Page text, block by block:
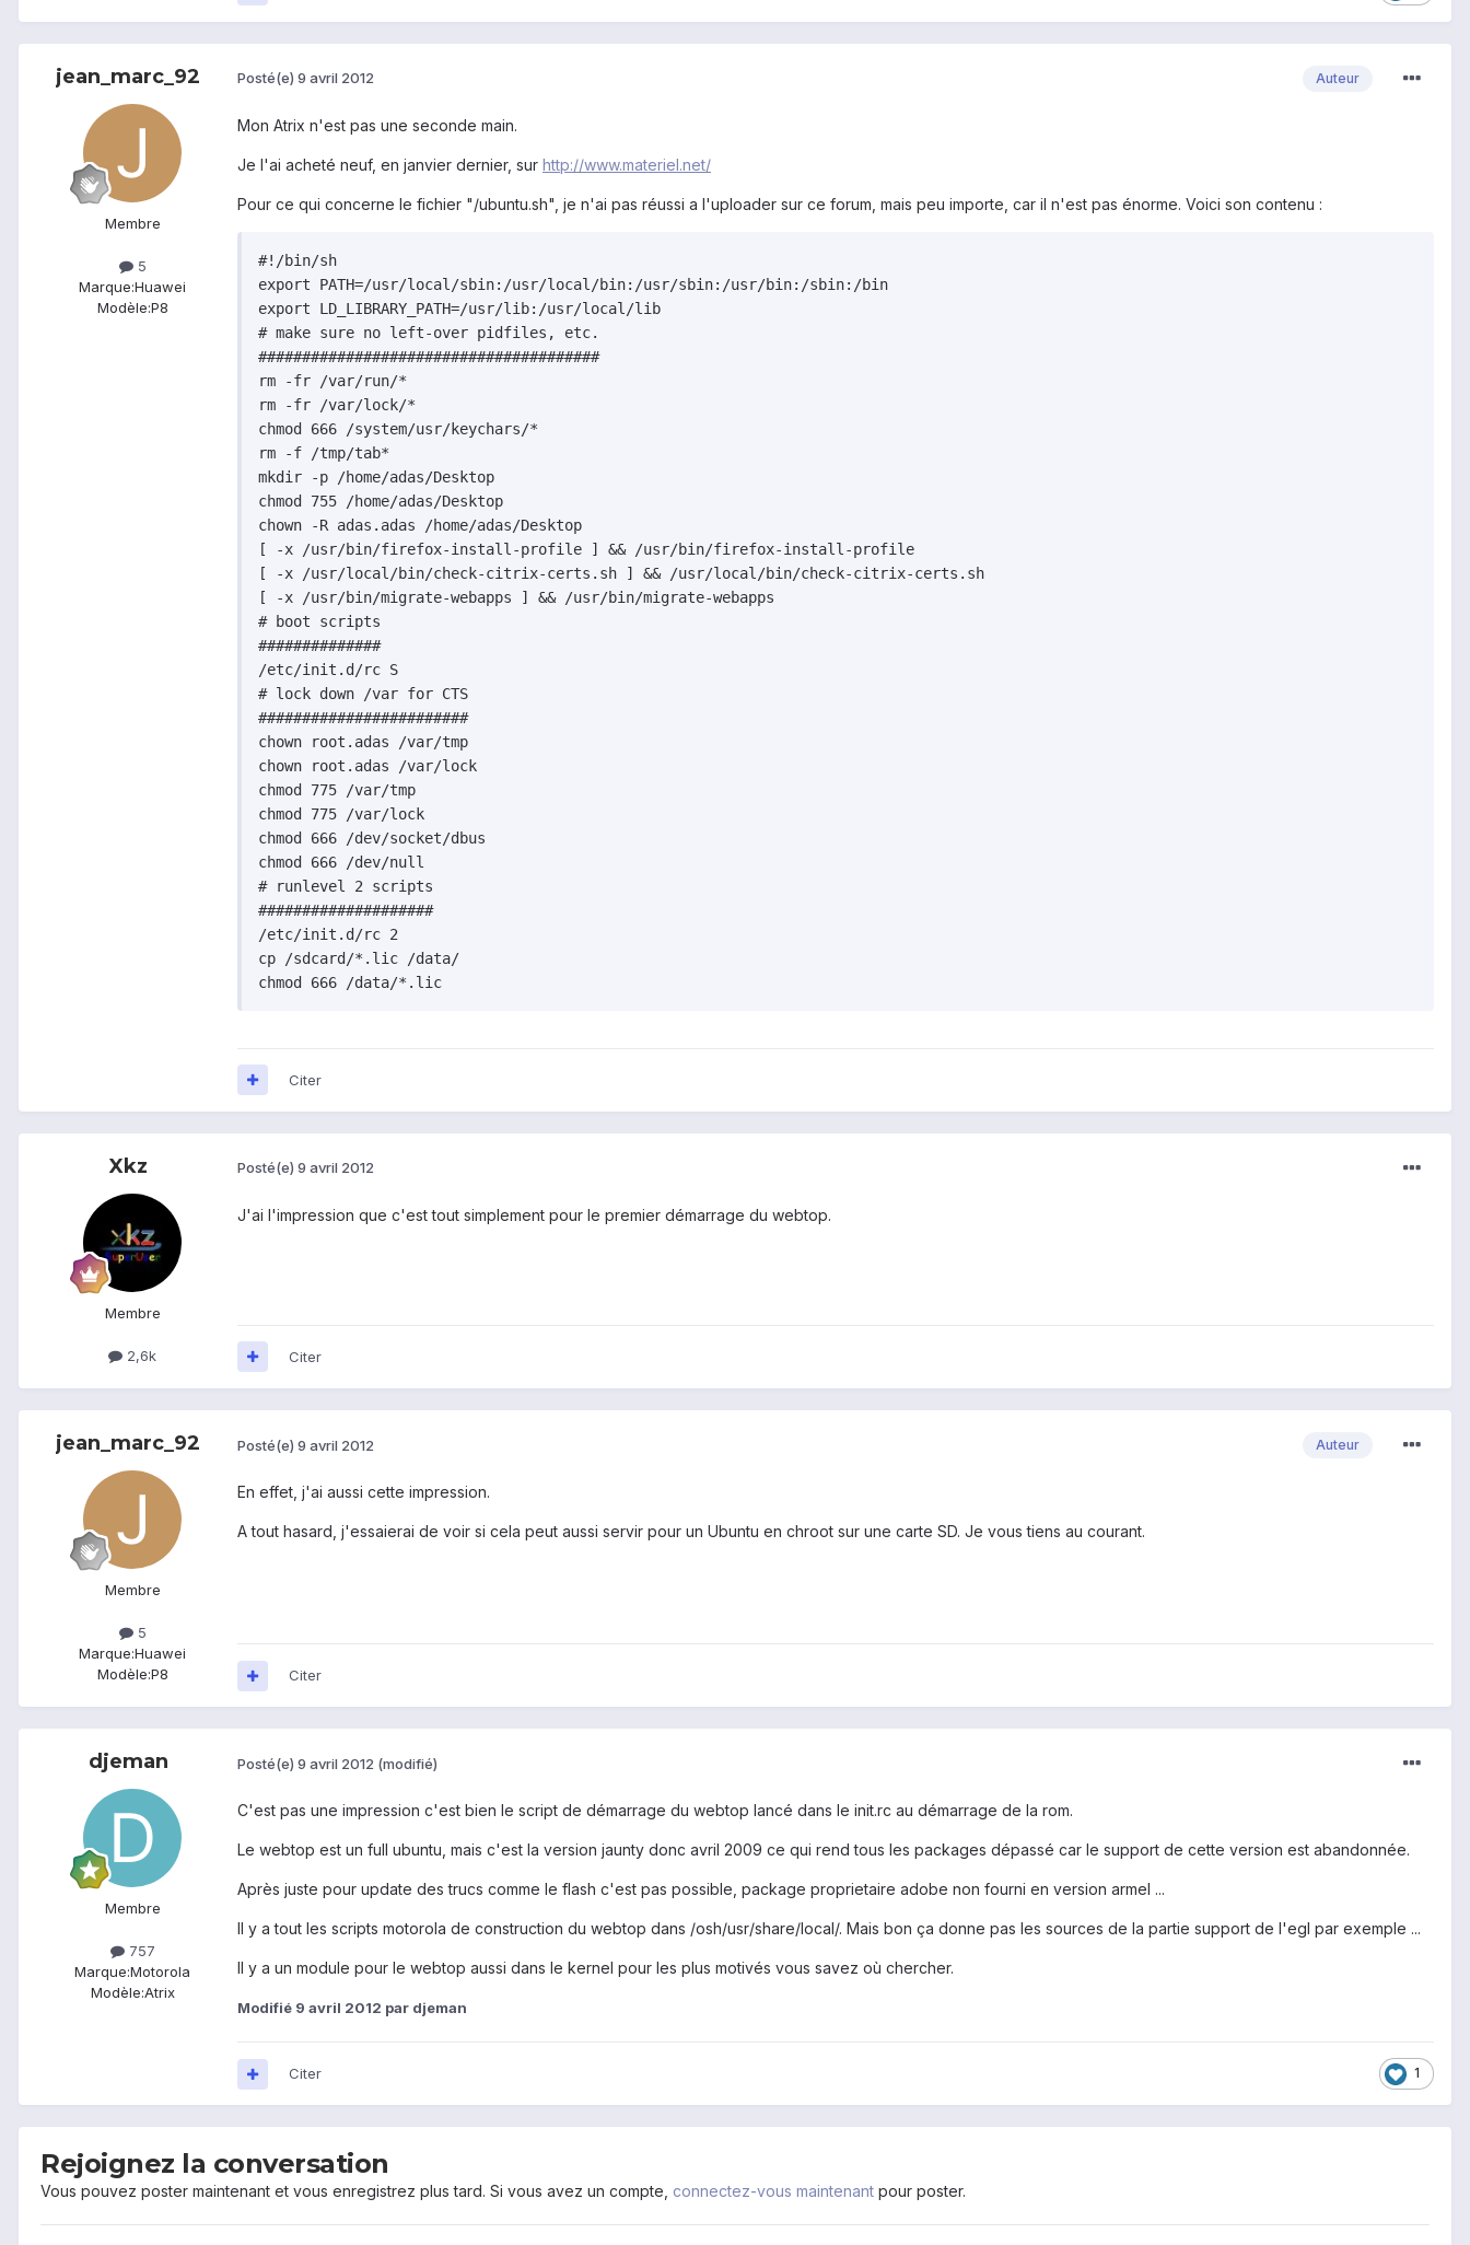
jean_marc_92
Membre
5
Marque:Huawei
Modèle:P8
Auteur
Posté(e) 9 avril 2012
Mon Atrix n'est pas une seconde main.
Je l'ai acheté neuf, en janvier dernier, sur http://www.materiel.net/
Pour ce qui concerne le fichier "/ubuntu.sh", je n'ai pas réussi a l'uploader sur ce forum, mais peu importe, car il n'est pas énorme. Voici son contenu :
#!/bin/sh
export PATH=/usr/local/sbin:/usr/local/bin:/usr/sbin:/usr/bin:/sbin:/bin
export LD_LIBRARY_PATH=/usr/lib:/usr/local/lib
# make sure no left-over pidfiles, etc.
#######################################
rm -fr /var/run/*
rm -fr /var/lock/*
chmod 666 /system/usr/keychars/*
rm -f /tmp/tab*
mkdir -p /home/adas/Desktop
chmod 755 /home/adas/Desktop
chown -R adas.adas /home/adas/Desktop
[ -x /usr/bin/firefox-install-profile ] && /usr/bin/firefox-install-profile
[ -x /usr/local/bin/check-citrix-certs.sh ] && /usr/local/bin/check-citrix-certs.sh
[ -x /usr/bin/migrate-webapps ] && /usr/bin/migrate-webapps
# boot scripts
##############
/etc/init.d/rc S
# lock down /var for CTS
########################
chown root.adas /var/tmp
chown root.adas /var/lock
chmod 775 /var/tmp
chmod 775 /var/lock
chmod 666 /dev/socket/dbus
chmod 666 /dev/null
# runlevel 2 scripts
####################
/etc/init.d/rc 2
cp /sdcard/*.lic /data/
Citer
Xkz
Membre
2,6k
Posté(e) 9 avril 2012
J'ai l'impression que c'est tout simplement pour le premier démarrage du webtop.
Citer
jean_marc_92
Membre
5
Marque:Huawei
Modèle:P8
Auteur
Posté(e) 9 avril 2012
En effet, j'ai aussi cette impression.
A tout hasard, j'essaierai de voir si cela peut aussi servir pour un Ubuntu en chroot sur une carte SD. Je vous tiens au courant.
Citer
djeman
Membre
757
Marque:Motorola
Modèle:Atrix
Posté(e) 9 avril 2012 (modifié)
C'est pas une impression c'est bien le script de démarrage du webtop lancé dans le init.rc au démarrage de la rom.
Le webtop est un full ubuntu, mais c'est la version jaunty donc avril 2009 ce qui rend tous les packages dépassé car le support de cette version est abandonnée.
Après juste pour update des trucs comme le flash c'est pas possible, package proprietaire adobe non fourni en version armel ...
Il y a tout les scripts motorola de construction du webtop dans /osh/usr/share/local/. Mais bon ça donne pas les sources de la partie support de l'egl par exemple ...
Il y a un module pour le webtop aussi dans le kernel pour les plus motivés vous savez où chercher.
Modifié 9 avril 2012 par djeman
1
Citer
Rejoignez la conversation
Vous pouvez poster maintenant et vous enregistrez plus tard. Si vous avez un compte, connectez-vous maintenant pour poster.